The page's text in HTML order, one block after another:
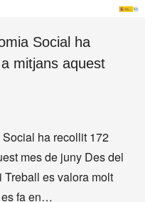
Social ha
mitjans aquest
Social ha recollit 172
mes de juny Des del
Treball es valora molt
es fa en…